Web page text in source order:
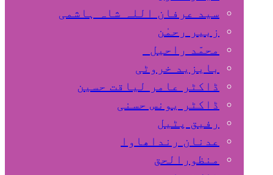
سید عرفان اللہ شاہ ہاشمی
زبیر رحمٰن
محمّد راحیل
بایزید خروٹی
ڈاکٹر عامر لیاقت حسین
ڈاکٹر یونس حسنی
رفیق پٹیل
عدنان رنداھاوا
منظورالحق